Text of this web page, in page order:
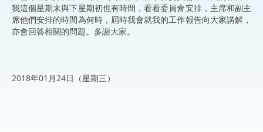
我這個星期末與下星期初也有時間，看看委員會安排，主席和副主
席他們安排的時間為何時，屆時我會就我的工作報告向大家講解，
亦會回答相關的問題。多謝大家。
2018年01月24日（星期三）